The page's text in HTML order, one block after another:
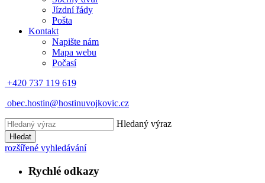
Jízdní řády
Pošta
Kontakt
Napište nám
Mapa webu
Počasí
+420 737 119 619
obec.hostin@hostinuvojkovic.cz
Hledaný výraz
Hledat
rozšířené vyhledávání
Rychlé odkazy